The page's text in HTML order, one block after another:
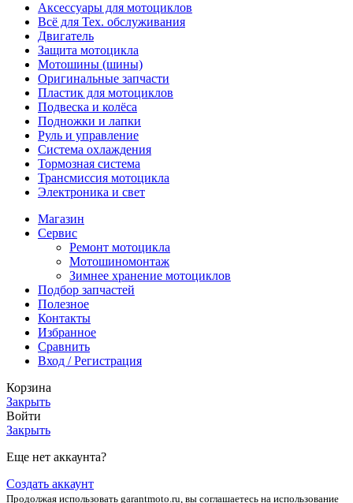
Аксессуары для мотоциклов
Всё для Тех. обслуживания
Двигатель
Защита мотоцикла
Мотошины (шины)
Оригинальные запчасти
Пластик для мотоциклов
Подвеска и колёса
Подножки и лапки
Руль и управление
Система охлаждения
Тормозная система
Трансмиссия мотоцикла
Электроника и свет
Магазин
Сервис
Ремонт мотоцикла
Мотошиномонтаж
Зимнее хранение мотоциклов
Подбор запчастей
Полезное
Контакты
Избранное
Сравнить
Вход / Регистрация
Корзина
Закрыть
Войти
Закрыть
Еще нет аккаунта?
Создать аккаунт
Продолжая использовать garantmoto.ru, вы соглашаетесь на использование